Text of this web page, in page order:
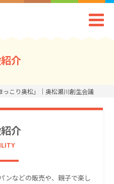
介
っこり奥松」｜奥松瀬川創生会議
介
ンなどの販売や、親子で楽し